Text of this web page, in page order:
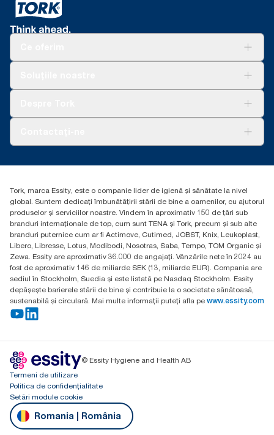
Essity Hungary Kft. Professional Hygiene
Budakeszi út 51.
Tork, marca Essity, este o companie lider de igienă și sănătate la nivel
global. Suntem dedicați îmbunătățirii stării de bine a oamenilor, cu ajutorul
produselor și serviciilor noastre. Vindem în aproximativ 150 de țări sub
branduri internaționale de top, cum sunt TENA și Tork, precum și sub alte
branduri puternice cum ar fi Actimove, Cutimed, JOBST, Knix, Leukoplast,
Libero, Libresse, Lotus, Modibodi, Nosotras, Saba, Tempo, TOM Organic și
Zewa. Essity are aproximativ 36.000 de angajați. Vânzările nete în 2024 au
fost de aproximativ 146 de miliarde SEK (13, miliarde EUR). Compania are
sediul în Stockholm, Suedia și este listată pe Nasdaq Stockholm. Essity
depășește barierele stării de bine și contribuie la o societate sănătoasă,
sustenabilă și circulară. Mai multe informații puteți afla pe www.essity.com
© Essity Hygiene and Health AB
Termeni de utilizare
Politica de confidențialitate
Setări module cookie
Romania | România